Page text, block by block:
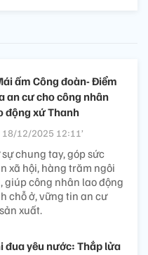
ấm Công đoàn- Điểm
an cư cho công nhân
động xứ Thanh
18/12/2025 12:11’
sự chung tay, góp sức
xã hội, hàng trăm ngôi
giúp công nhân lao động
chỗ ở, vững tin an cư
xuất.
đua yêu nước: Thắp lửa